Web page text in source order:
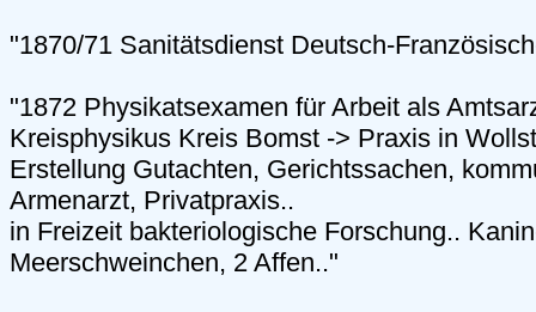
"1870/71 Sanitätsdienst Deutsch-
"1872 Physikatsexamen für Arbeit als
Kreisphysikus Kreis Bomst -> Praxis in
Erstellung Gutachten, Gerichtssachen,
Armenarzt, Privatpraxis..
in Freizeit bakteriologische Forschung..
Meerschweinchen, 2 Affen.."